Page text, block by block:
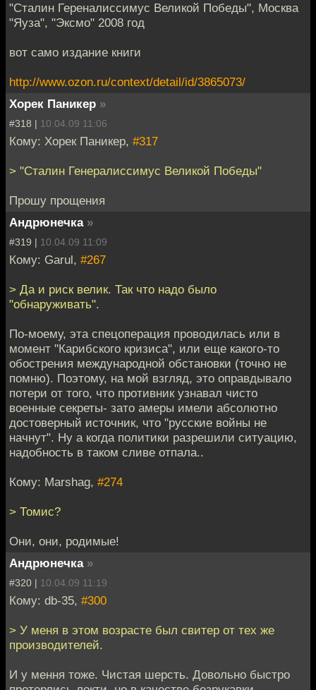
"Сталин Гереналиссимус Великой Победы", Москва
"Яуза", "Эксмо" 2008 год
вот само издание книги
http://www.ozon.ru/context/detail/id/3865073/
Хорек Паникер »
#318 | 10.04.09 11:06
Кому: Хорек Паникер, #317
> "Сталин Генералиссимус Великой Победы"
Прошу прощения
Андрюнечка »
#319 | 10.04.09 11:09
Кому: Garul, #267
> Да и риск велик. Так что надо было
"обнаруживать".
По-моему, эта спецоперация проводилась или в
момент "Карибского кризиса", или еще какого-то
обострения международной обстановки (точно не
помню). Поэтому, на мой взгляд, это оправдывало
потери от того, что противник узнавал чисто
военные секреты- зато амеры имели абсолютно
достоверный источник, что "русские войны не
начнут". Ну а когда политики разрешили ситуацию,
надобность в таком сливе отпала..
Кому: Marshag, #274
> Томис?
Они, они, родимые!
Андрюнечка »
#320 | 10.04.09 11:19
Кому: db-35, #300
> У меня в этом возрасте был свитер от тех же
производителей.
И у мення тоже. Чистая шерсть. Довольно быстро